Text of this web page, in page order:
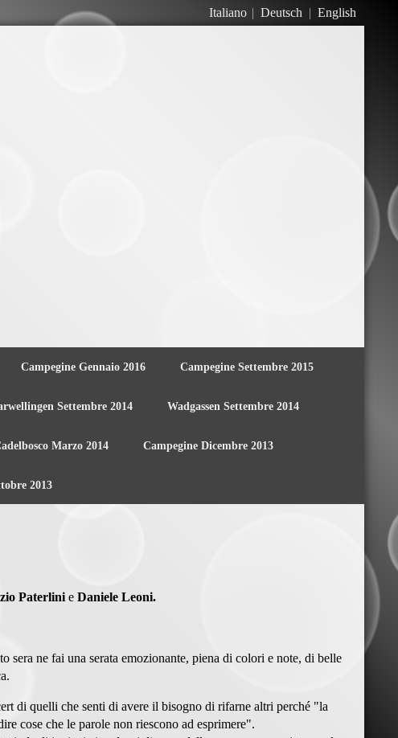
Italiano Deutsch English
Campegine Gennaio 2016 Campegine Settembre 2015
Settembre 2014 Wadgassen Settembre 2014
Marzo 2014 Campegine Dicembre 2013
2013
Paterlini e Daniele Leoni.
sera ne fai una serata emozionante, piena di colori e note, di belle
di quelli che senti di avere il bisogno di rifarne altri perché "la
cose che le parole non riescono ad esprimere".